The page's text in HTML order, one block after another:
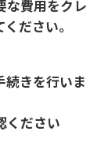
な費用をクレ
ださい。
続きを行いま
ください